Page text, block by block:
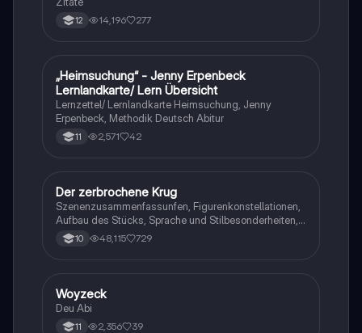
12 14,196 277
Deutsch
„Heimsuchung“ - Jenny Erpenbeck
Lernlandkarte/ Lern Übersicht
Lernzettel/ Lernlandkarte Heimsuchung, Jenny
Erpenbeck, Methodik Deutsch Abitur
11 2,571 42
Deutsch
Der zerbrochene Krug
Szenenzusammenfassunfen, Figurenkonstellationen,
Aufbau des Stücks, Sprache und Stilbesonderheiten,
Aussageabsicht, Thematik, Interpretation
10 48,115 729
Deutsch
Woyzeck
Deu Abi
11 2,356 39